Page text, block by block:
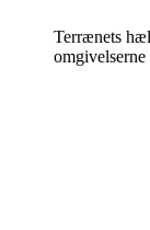
Terrænets